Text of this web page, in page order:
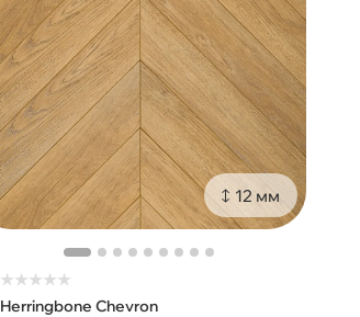
12 мм
★★★★★
Herringbone Chevron